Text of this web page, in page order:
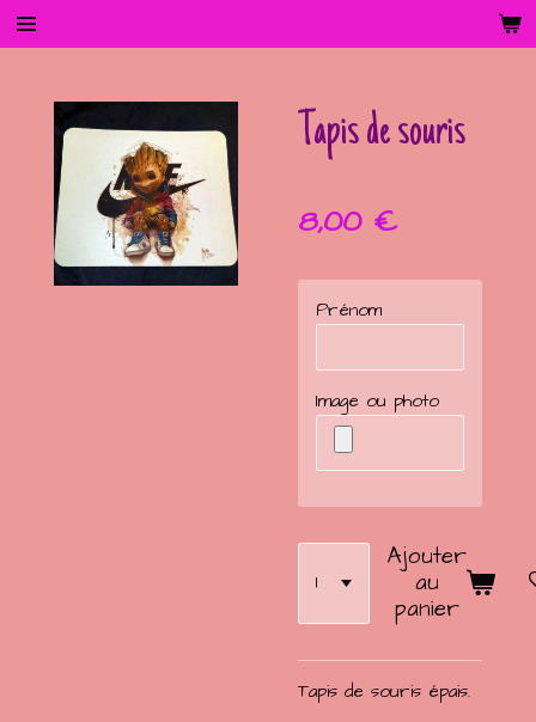
Passer
au
principal
Tapis de souris
8,00 €
Prénom
Image ou photo
Ajouter
au
panier
Tapis de souris épais.